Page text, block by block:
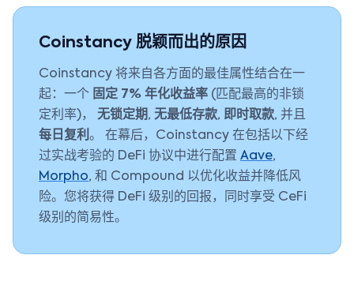
Coinstancy 脱颖而出的原因
Coinstancy 将来自各方面的最佳属性结合在一
起：一个 固定 7% 年化收益率 (匹配最高的非锁
定利率)， 无锁定期, 无最低存款, 即时取款, 并且
每日复利 。 在幕后，Coinstancy 在包括以下经
过实战考验的 DeFi 协议中进行配置 Aave,
Morpho, 和 Compound 以优化收益并降低风
险。您将获得 DeFi 级别的回报，同时享受 CeFi
级别的简易性。